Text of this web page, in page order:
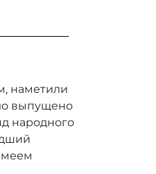
наметили
выпущено
народного